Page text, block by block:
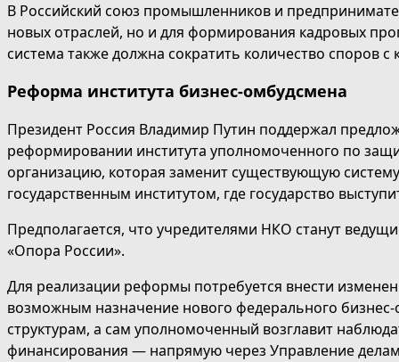
В Российский союз промышленников и
новых отраслей, но и для формирования кадровых
система также должна сократить количество споров
Реформа института бизнес-омбудсмена
Президент Россия Владимир Путин поддержал
реформировании института уполномоченного по
организацию, которая заменит существующую
государственным институтом, где государство
Предполагается, что учредителями НКО станут
«Опора России».
Для реализации реформы потребуется внести
возможным назначение нового федерального
структурам, а сам уполномоченный возглавит
финансирования — напрямую через Управление